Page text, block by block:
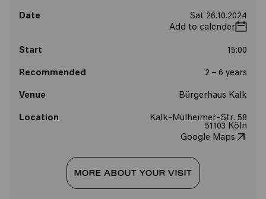
Date
Sat 26.10.2024
Add to calender
Start 15:00
Recommended 2 – 6 years
Venue Bürgerhaus Kalk
Location
Kalk-Mülheimer-Str. 58
51103 Köln
Google Maps
MORE ABOUT YOUR VISIT